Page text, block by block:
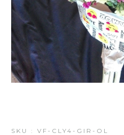
SKU : VF-CLY4-GIR-OL